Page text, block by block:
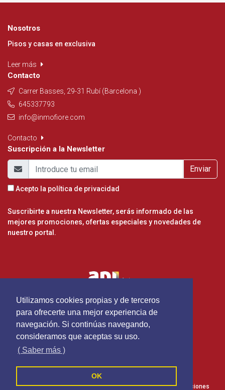
Utilizamos cookies propias y de terceros
para ofrecerte una mejor experiencia de
navegación. Si continúas navegando,
consideramos que aceptas su uso.
( Saber más )
OK
Nosotros
Pisos y casas en exclusiva
Leer más
Contacto
Carrer Basses, 29-31 Rubí (Barcelona )
645337793
info@inmofiore.com
Contacto
Suscripción a la Newsletter
Enviar
Acepto la política de privacidad
Suscribirte a nuestra Newsletter, serás informado de las
mejores promociones, ofertas especiales y novedades de
nuestro portal.
Inmofiore - Todos los derechos reservados
Política de cookies
Política de privacidad Terminos y Condiciones